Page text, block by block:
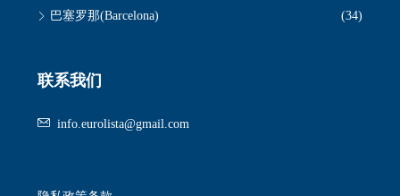
巴塞罗那(Barcelona) (34)
联系我们
info.eurolista@gmail.com